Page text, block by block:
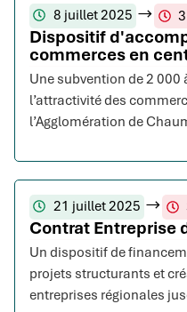
8 juillet 2025
Dispositif
commerces en
Une subvention de 2 000
l’attractivité des
l’Agglomération de
21 juillet 2025
Contrat Entreprise
Un dispositif de
projets structurants et
entreprises régionales